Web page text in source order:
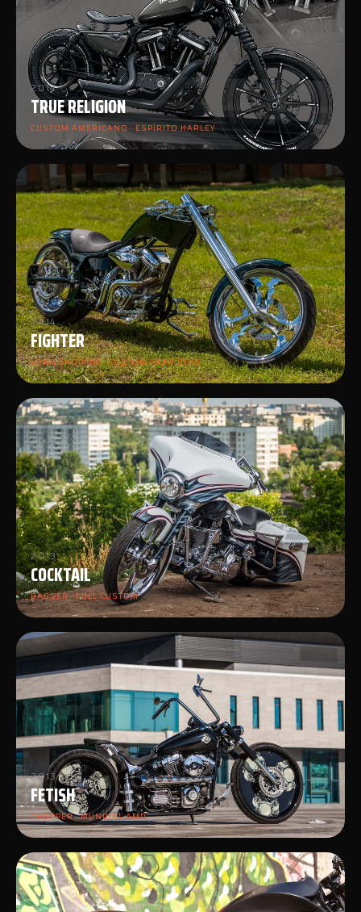
2014
TRUE RELIGION
CUSTOM AMERICANO · ESPÍRITO HARLEY
2014
FIGHTER
LONG CHOPPER · CUSTOM PARA DOIS
2013
COCKTAIL
BAGGER · FULL CUSTOM
2013
FETISH
CHOPPER · MUNDIAL AMD